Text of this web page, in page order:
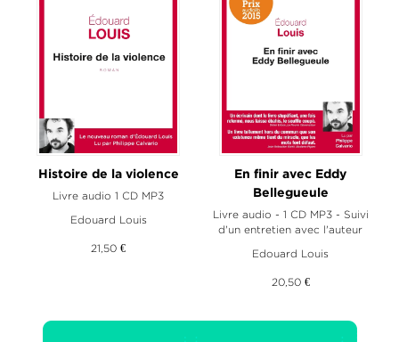
Histoire de la violence
Livre audio 1 CD MP3
Edouard Louis
21,50 €
En finir avec Eddy
Bellegueule
Livre audio - 1 CD MP3 - Suivi
d'un entretien avec l'auteur
Edouard Louis
20,50 €